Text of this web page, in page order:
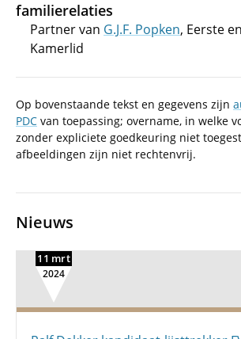
familierelaties
Partner van G.J.F. Popken, Eerste
Kamerlid
Op bovenstaande tekst en gegevens zijn
PDC van toepassing; overname, in welke
zonder expliciete goedkeuring niet
afbeeldingen zijn niet rechtenvrij.
Nieuws
11 mrt
2024